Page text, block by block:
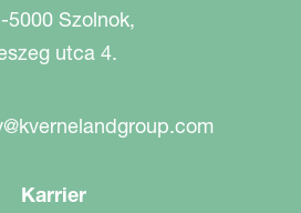
5000 Szolnok,
utca 4.
Karrier